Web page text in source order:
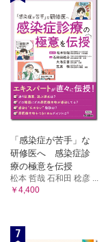
「感染症が苦手」な
研修医へ 感染症診
療の極意を伝授
松本 哲哉 石和田 稔彦 ...
￥4,400
7